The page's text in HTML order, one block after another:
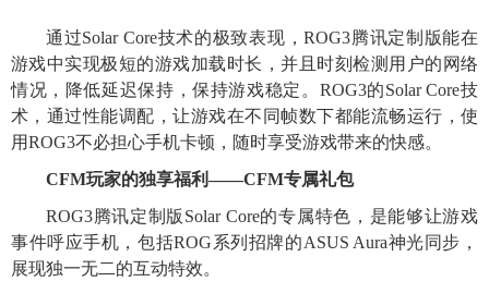
通过Solar Core技术的极致表现，ROG3腾讯定制版能在
游戏中实现极短的游戏加载时长，并且时刻检测用户的网络
情况，降低延迟保持，保持游戏稳定。ROG3的Solar Core技
术，通过性能调配，让游戏在不同帧数下都能流畅运行，使
用ROG3不必担心手机卡顿，随时享受游戏带来的快感。
CFM玩家的独享福利——CFM专属礼包
ROG3腾讯定制版Solar Core的专属特色，是能够让游戏
事件呼应手机，包括ROG系列招牌的ASUS Aura神光同步，
展现独一无二的互动特效。